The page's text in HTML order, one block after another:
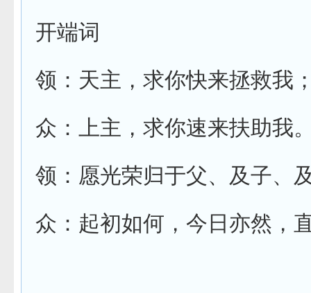
开端词
领：天主，求你快来拯救我
众：上主，求你速来扶助我
领：愿光荣归于父、及子、
众：起初如何，今日亦然，